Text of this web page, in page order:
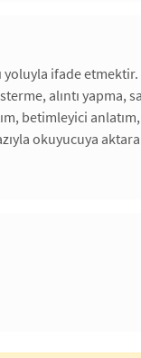
yoluyla ifade
alıntı yapma,
betimleyici
okuyucuya